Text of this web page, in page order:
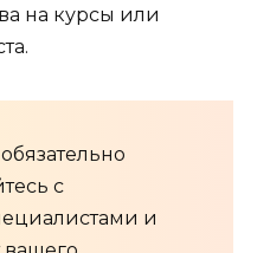
на курсы или
с
и